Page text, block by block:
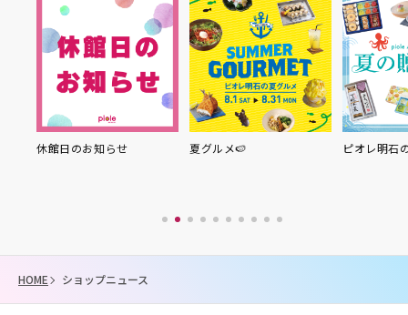
休館日のお知らせ 夏グルメ🍉 ピオレ明石
HOME ショップニュース